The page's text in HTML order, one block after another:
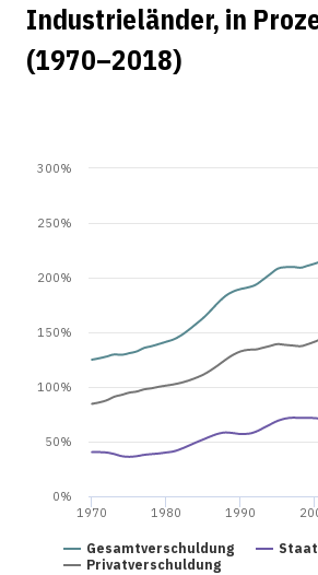
Industrieländer, in
(1970–2018)
Gesamtverschuldung
Privatverschuldung
1970 1980 1990
0%
50%
100%
150%
200%
250%
300%